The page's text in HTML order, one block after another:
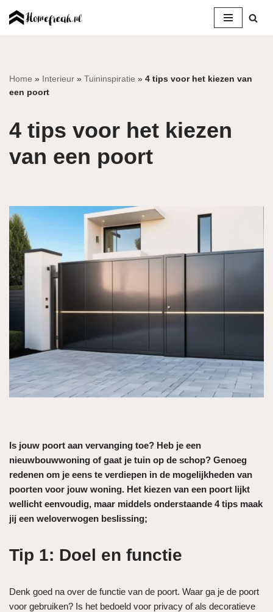
inhoud
Home » Interieur » Tuininspiratie » 4 tips voor het kiezen van
een poort
4 tips voor het kiezen
van een poort
Is jouw poort aan vervanging toe? Heb je een
nieuwbouwwoning of gaat je tuin op de schop? Genoeg
redenen om je eens te verdiepen in de mogelijkheden van
poorten voor jouw woning. Het kiezen van een poort lijkt
wellicht eenvoudig, maar middels onderstaande 4 tips maak
jij een weloverwogen beslissing;
Tip 1: Doel en functie
Denk goed na over de functie van de poort. Waar ga je de poort
voor gebruiken? Is het bedoeld voor privacy of als decoratieve